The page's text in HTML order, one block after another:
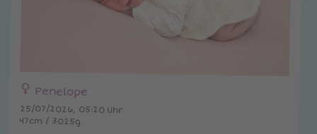
Penelope
25/07/2026, 05:20 Uhr
47cm / 3025g